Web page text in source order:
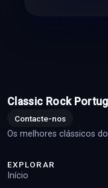
Classic Rock
Contacte-nos
Os melhores clássicos
EXPLORAR
Início